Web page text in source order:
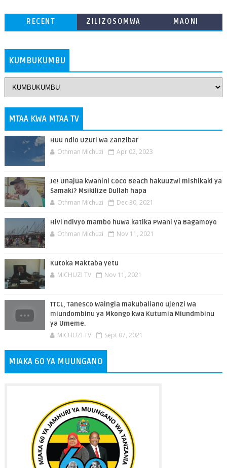
RECENT
ZILIZOSOMWA
MAONI
KUMBUKUMBU
MTAA KWA MTAA TV
Huu ndio Uzuri wa Zanzibar
Othman Michuzi Apr 02, 2023
Je! Unajua kwanini Coco Beach hakuuzwi mishikaki ya
Samaki? Msikilize Dullah hapa
Othman Michuzi Dec 30, 2021
Hivi ndivyo mambo huwa katika Pwani ya Bagamoyo
Othman Michuzi Nov 11, 2021
Kutoka Maktaba yetu
MICHUZI TV Nov 11, 2021
TTCL, Tanesco Waingia makubaliano ujenzi wa
miundombinu ya Mkongo kwa Kutumia Miundmbinu
ya Umeme.
MICHUZI TV Sept 07, 2021
MIAKA 60 YA MUUNGANO